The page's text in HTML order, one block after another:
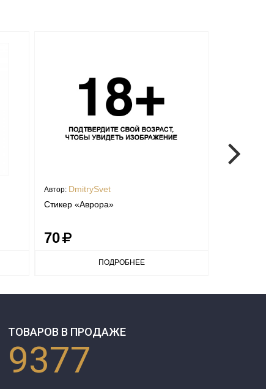
Автор: DmitrySvet
Стикер «Аврора»
70
ПОДРОБНЕЕ
ТОВАРОВ В ПРОДАЖЕ
9377